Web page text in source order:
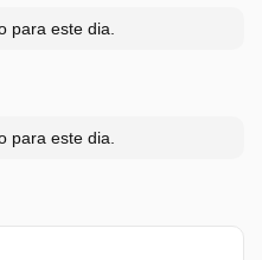
para este dia.
para este dia.